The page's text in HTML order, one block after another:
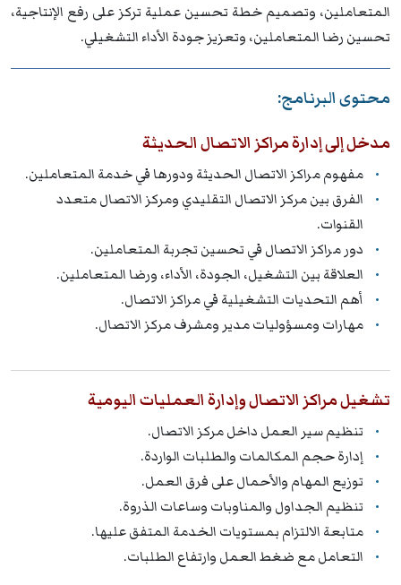
المتعاملين، وتصميم خطة تحسين عملية تركز على رفع الإنتاجية،
تحسين رضا المتعاملين، وتعزيز جودة الأداء التشغيلي.
محتوى البرنامج:
مدخل إلى إدارة مراكز الاتصال الحديثة
مفهوم مراكز الاتصال الحديثة ودورها في خدمة المتعاملين.
الفرق بين مركز الاتصال التقليدي ومركز الاتصال متعدد
القنوات.
دور مراكز الاتصال في تحسين تجربة المتعاملين.
العلاقة بين التشغيل، الجودة، الأداء، ورضا المتعاملين.
أهم التحديات التشغيلية في مراكز الاتصال.
مهارات ومسؤوليات مدير ومشرف مركز الاتصال.
تشغيل مراكز الاتصال وإدارة العمليات اليومية
تنظيم سير العمل داخل مركز الاتصال.
إدارة حجم المكالمات والطلبات الواردة.
توزيع المهام والأحمال على فرق العمل.
تنظيم الجداول والمناوبات وساعات الذروة.
متابعة الالتزام بمستويات الخدمة المتفق عليها.
التعامل مع ضغط العمل وارتفاع الطلبات.